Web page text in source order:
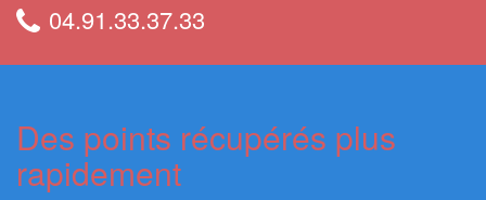
04.91.33.37.33
Des points récupérés plus
rapidement